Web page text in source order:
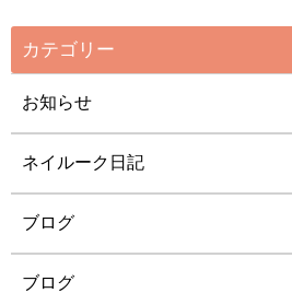
カテゴリー
お知らせ
ネイルーク日記
ブログ
ブログ